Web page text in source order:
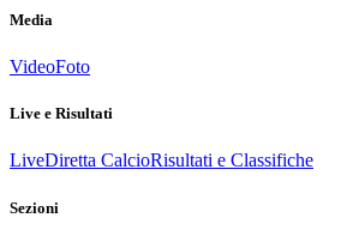
Media
VideoFoto
Live e Risultati
LiveDiretta CalcioRisultati e Classifiche
Sezioni